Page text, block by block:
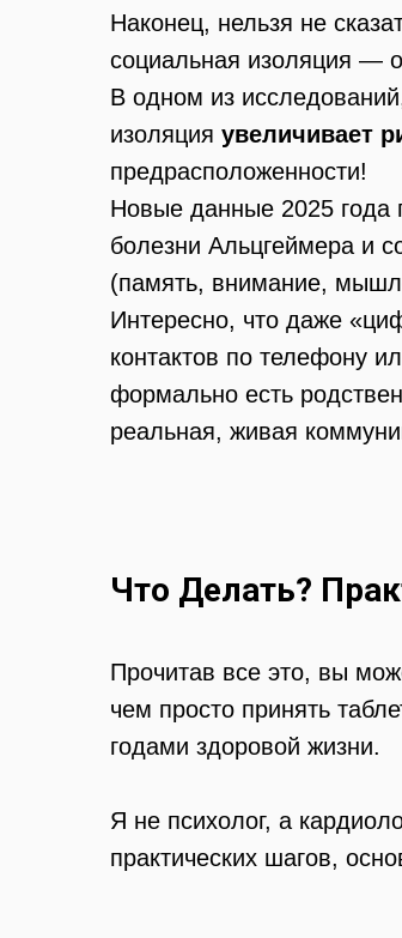
Наконец, нельзя не
социальная изоляция —
В одном из
изоляция увеличивает
предрасположенности!
Новые данные 2025 года
болезни Альцгеймера и
(память, внимание,
Интересно, что даже
контактов по телефону
формально есть
реальная, живая
Что Делать?
Прочитав все это, вы
чем просто принять
годами здоровой жизни.
Я не психолог, а
практических шагов,